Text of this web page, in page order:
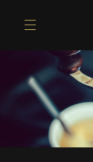
Inhalt